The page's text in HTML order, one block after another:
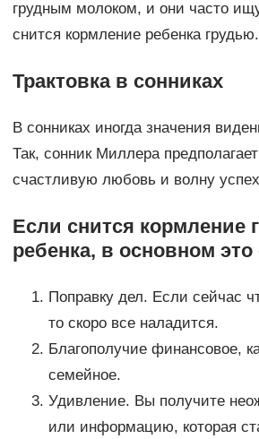
грудным молоком, и они часто
снится кормление ребенка грудью.
Трактовка в сонниках
В сонниках иногда значения
Так, сонник Миллера
счастливую любовь и волну
Если снится кормление
ребенка, в основном это
Поправку дел. Если сейчас
то скоро все наладится.
Благополучие финансовое,
семейное.
Удивление. Вы получите
или информацию, которая